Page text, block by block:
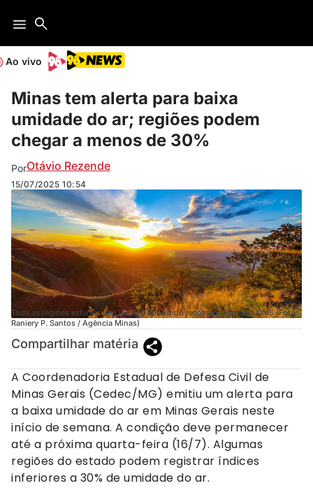
Ao vivo
Minas tem alerta para baixa
umidade do ar; regiões podem
chegar a menos de 30%
PorOtávio Rezende
15/07/2025 10:54
Toda as regiões estarão com índices abaixo do recomendado pela OMS (Foto:
Raniery P. Santos / Agência Minas)
Compartilhar matéria
A Coordenadoria Estadual de Defesa Civil de
Minas Gerais (Cedec/MG) emitiu um alerta para
a baixa umidade do ar em Minas Gerais neste
início de semana. A condição deve permanecer
até a próxima quarta-feira (16/7). Algumas
regiões do estado podem registrar índices
inferiores a 30% de umidade do ar.